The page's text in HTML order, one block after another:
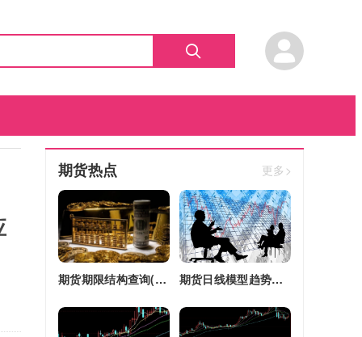
期货热点 更多>
期货期限结构查询(期货期限结构) 期货日线模型趋势图(期货日线模型趋势图怎么看)